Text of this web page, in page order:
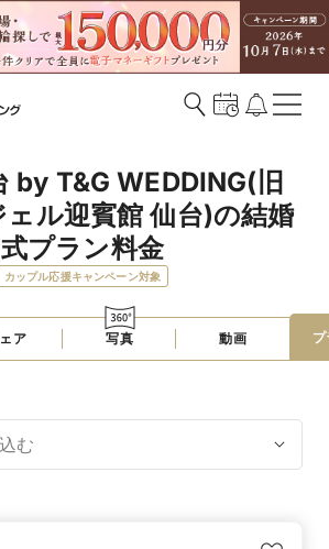
by T&G WEDDING(旧
ル迎賓館 仙台)の結婚
式プラン料金
カップル応援キャンペーン対象
ア 写真 動画